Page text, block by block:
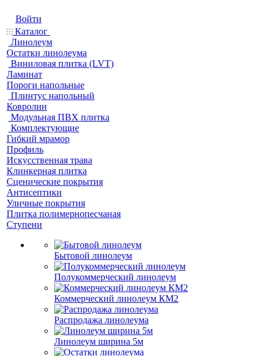
Войти
Каталог
Линолеум
Остатки линолеума
Виниловая плитка (LVT)
Ламинат
Пороги напольные
Плинтус напольный
Ковролин
Модульная ПВХ плитка
Комплектующие
Гибкий мрамор
Профиль
Искусственная трава
Клинкерная плитка
Сценические покрытия
Антисептики
Уличные покрытия
Плитка полимернопесчаная
Ступени
Бытовой линолеум
Полукоммерческий линолеум
Коммерческий линолеум КМ2
Распродажа линолеума
Линолеум ширина 5м